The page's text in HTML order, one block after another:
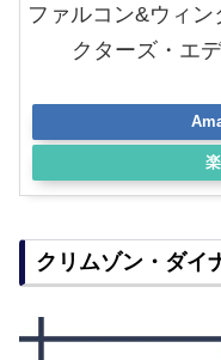
ファルコン&ウィ
クターズ・エ
クリムゾン・ダイ